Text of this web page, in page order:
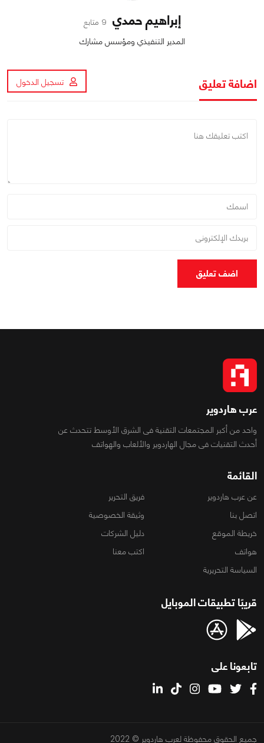
إبراهيم حمدي 9 متابع
المدير التنفيذي ومؤسس مشارك
اضافة تعليق تسجيل الدخول
اضف تعليق
عرب هاردوير
واحد من أكبر المجتمعات التقنية فى الشرق الأوسط تتحدث عن
أحدث التقنيات فى مجال الهاردوير والألعاب والهواتف
القائمة
عن عرب هاردوير
فريق التحرير
اتصل بنا
وثيقة الخصوصية
خريطة الموقع
دليل الشركات
هواتف
اكتب معنا
السياسة التحريرية
قريبًا تطبيقات الموبايل
تابعونا على
جميع الحقوق محفوظة لعرب هاردوير © 2022